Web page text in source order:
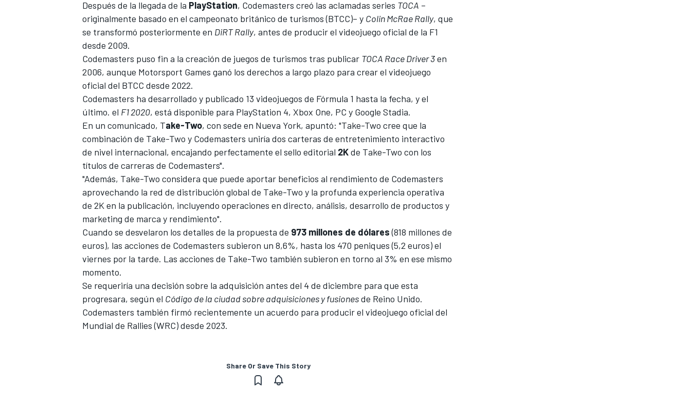
Después de la llegada de la PlayStation, Codemasters creó las aclamadas series TOCA –
originalmente basado en el campeonato británico de turismos (BTCC)– y Colin McRae Rally, que
se transformó posteriormente en DiRT Rally, antes de producir el videojuego oficial de la F1
desde 2009.
Codemasters puso fin a la creación de juegos de turismos tras publicar TOCA Race Driver 3en
2006, aunque Motorsport Games ganó los derechos a largo plazo para crear el videojuego
oficial del BTCC desde 2022.
Codemasters ha desarrollado y publicado 13 videojuegos de Fórmula 1 hasta la fecha, y el
último. el F1 2020, está disponible para PlayStation 4, Xbox One, PC y Google Stadia.
En un comunicado, Take-Two, con sede en Nueva York, apuntó: "Take-Two cree que la
combinación de Take-Two y Codemasters uniría dos carteras de entretenimiento interactivo
de nivel internacional, encajando perfectamente el sello editorial 2Kde Take-Two con los
títulos de carreras de Codemasters".
"Además, Take-Two considera que puede aportar beneficios al rendimiento de Codemasters
aprovechando la red de distribución global de Take-Two y la profunda experiencia operativa
de 2K en la publicación, incluyendo operaciones en directo, análisis, desarrollo de productos y
marketing de marca y rendimiento".
Cuando se desvelaron los detalles de la propuesta de 973 millones de dólares(818 millones de
euros), las acciones de Codemasters subieron un 8,6%, hasta los 470 peniques (5,2 euros) el
viernes por la tarde. Las acciones de Take-Two también subieron en torno al 3% en ese mismo
momento.
Se requeriría una decisión sobre la adquisición antes del 4 de diciembre para que esta
progresara, según el Código de la ciudad sobre adquisiciones y fusionesde Reino Unido.
Codemasters también firmó recientemente un acuerdo para producir el videojuego oficial del
Mundial de Rallies (WRC) desde 2023.
Share Or Save This Story